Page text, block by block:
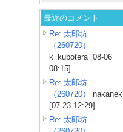
最近のコメント
Re: 太郎坊
（260720）
k_kubotera [08-06
08:15]
Re: 太郎坊
（260720）
nakanek
[07-23 12:29]
Re: 太郎坊